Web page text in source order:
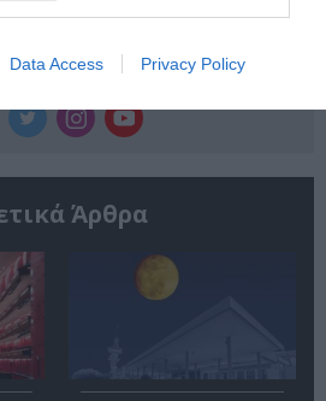
Data Access Privacy Policy
το Culturenow.gr
Άρθρα